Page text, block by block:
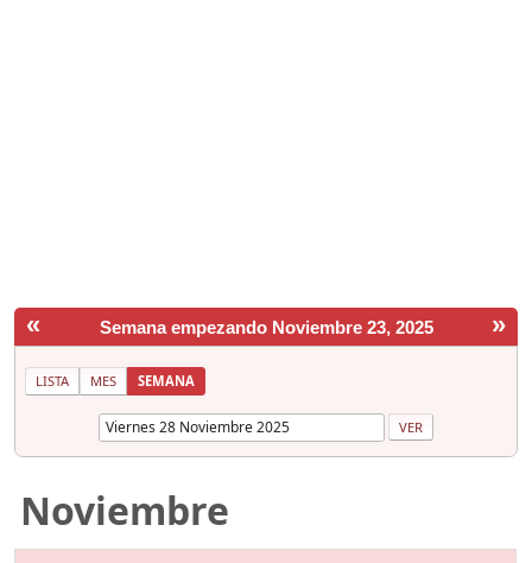
« »
Semana empezando Noviembre 23, 2025
LISTA MES SEMANA
Noviembre